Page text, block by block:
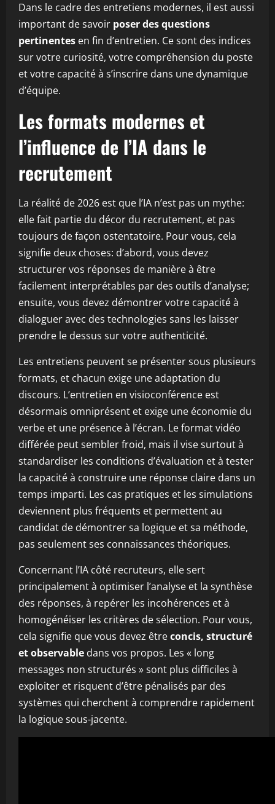
Dans le cadre des entretiens modernes, il est aussi
important de savoir poser des questions
pertinentes en fin d’entretien. Ce sont des indices
sur votre curiosité, votre compréhension du poste
et votre capacité à s’inscrire dans une dynamique
d’équipe.
Les formats modernes et
l’influence de l’IA dans le
recrutement
La réalité de 2026 est que l’IA n’est pas un mythe:
elle fait partie du décor du recrutement, et pas
toujours de façon ostentatoire. Pour vous, cela
signifie deux choses: d’abord, vous devez
structurer vos réponses de manière à être
facilement interprétables par des outils d’analyse;
ensuite, vous devez démontrer votre capacité à
dialoguer avec des technologies sans les laisser
prendre le dessus sur votre authenticité.
Les entretiens peuvent se présenter sous plusieurs
formats, et chacun exige une adaptation du
discours. L’entretien en visioconférence est
désormais omniprésent et exige une économie du
verbe et une présence à l’écran. Le format vidéo
différée peut sembler froid, mais il vise surtout à
standardiser les conditions d’évaluation et à tester
la capacité à construire une réponse claire dans un
temps imparti. Les cas pratiques et les simulations
deviennent plus fréquents et permettent au
candidat de démontrer sa logique et sa méthode,
pas seulement ses connaissances théoriques.
Concernant l’IA côté recruteurs, elle sert
principalement à optimiser l’analyse et la synthèse
des réponses, à repérer les incohérences et à
homogénéiser les critères de sélection. Pour vous,
cela signifie que vous devez êtreconcis, structuré
et observable dans vos propos. Les « long
messages non structurés » sont plus difficiles à
exploiter et risquent d’être pénalisés par des
systèmes qui cherchent à comprendre rapidement
la logique sous-jacente.